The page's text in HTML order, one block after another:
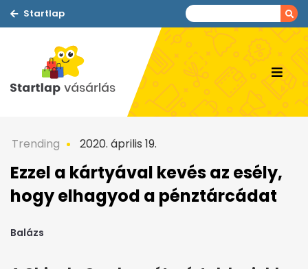
Startlap
Trending 2020. április 19.
Ezzel a kártyával kevés az esély,
hogy elhagyod a pénztárcádat
Balázs